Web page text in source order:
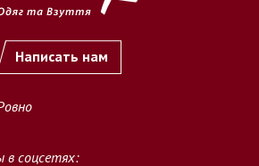
обработку и выполнение
полной оплаты
самостоятельно и внимательно
товара, размер, цвет, количество
перед осуществлением оплаты.
Написать нам
в соцсетях: